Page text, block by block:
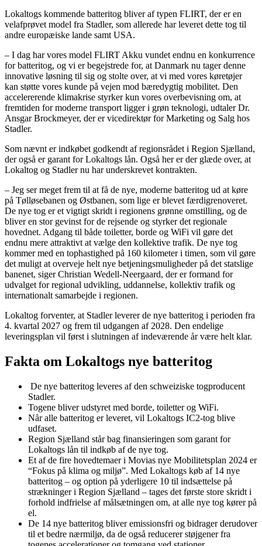
Lokaltogs kommende batteritog bliver af typen FLIRT, der er en
velafprøvet model fra Stadler, som allerede har leveret dette tog til
andre europæiske lande samt USA.
– I dag har vores model FLIRT Akku vundet endnu en konkurrence
for batteritog, og vi er begejstrede for, at Danmark nu tager denne
innovative løsning til sig og stolte over, at vi med vores køretøjer
kan støtte vores kunde på vejen mod bæredygtig mobilitet. Den
accelererende klimakrise styrker kun vores overbevisning om, at
fremtiden for moderne transport ligger i grøn teknologi, udtaler Dr.
Ansgar Brockmeyer, der er vicedirektør for Marketing og Salg hos
Stadler.
Som nævnt er indkøbet godkendt af regionsrådet i Region Sjælland,
der også er garant for Lokaltogs lån. Også her er der glæde over, at
Lokaltog og Stadler nu har underskrevet kontrakten.
– Jeg ser meget frem til at få de nye, moderne batteritog ud at køre
på Tølløsebanen og Østbanen, som lige er blevet færdigrenoveret.
De nye tog er et vigtigt skridt i regionens grønne omstilling, og de
bliver en stor gevinst for de rejsende og styrker det regionale
hovednet. Adgang til både toiletter, borde og WiFi vil gøre det
endnu mere attraktivt at vælge den kollektive trafik. De nye tog
kommer med en tophastighed på 160 kilometer i timen, som vil gøre
det muligt at overveje helt nye betjeningsmuligheder på det statslige
banenet, siger Christian Wedell-Neergaard, der er formand for
udvalget for regional udvikling, uddannelse, kollektiv trafik og
internationalt samarbejde i regionen.
Lokaltog forventer, at Stadler leverer de nye batteritog i perioden fra
4. kvartal 2027 og frem til udgangen af 2028. Den endelige
leveringsplan vil først i slutningen af indeværende år være helt klar.
Fakta om Lokaltogs nye batteritog
De nye batteritog leveres af den schweiziske togproducent
Stadler.
Togene bliver udstyret med borde, toiletter og WiFi.
Når alle batteritog er leveret, vil Lokaltogs IC2-tog blive
udfaset.
Region Sjælland står bag finansieringen som garant for
Lokaltogs lån til indkøb af de nye tog.
Et af de fire hovedtemaer i Movias nye Mobilitetsplan 2024 er
“Fokus på klima og miljø”. Med Lokaltogs køb af 14 nye
batteritog – og option på yderligere 10 til indsættelse på
strækninger i Region Sjælland – tages det første store skridt i
forhold indfrielse af målsætningen om, at alle nye tog kører på
el.
De 14 nye batteritog bliver emissionsfri og bidrager derudover
til et bedre nærmiljø, da de også reducerer støjgener fra